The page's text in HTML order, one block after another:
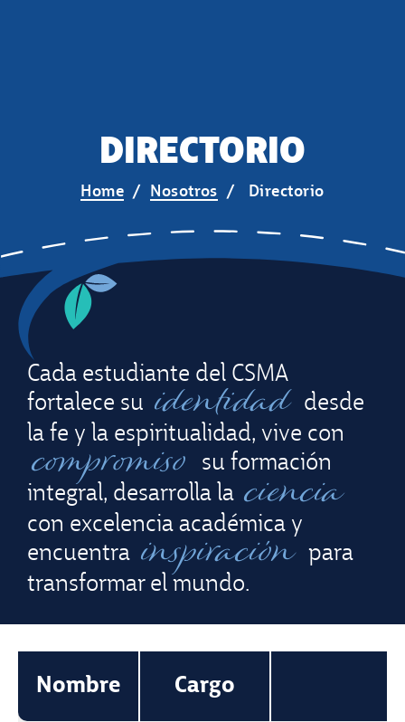
DIRECTORIO
Home Nosotros Directorio
Cada estudiante del CSMA
fortalece su identidad desde
la fe y la espiritualidad, vive con
compromiso su formación
integral, desarrolla la ciencia
con excelencia académica y
encuentra inspiración para
transformar el mundo.
Nombre Cargo